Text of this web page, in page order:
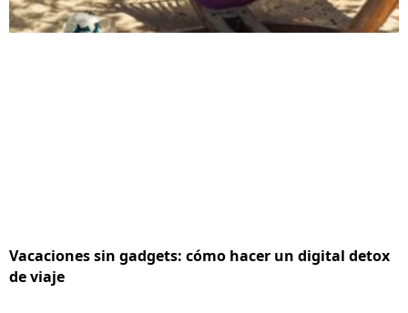
Vacaciones sin gadgets: cómo hacer un digital detox
de viaje